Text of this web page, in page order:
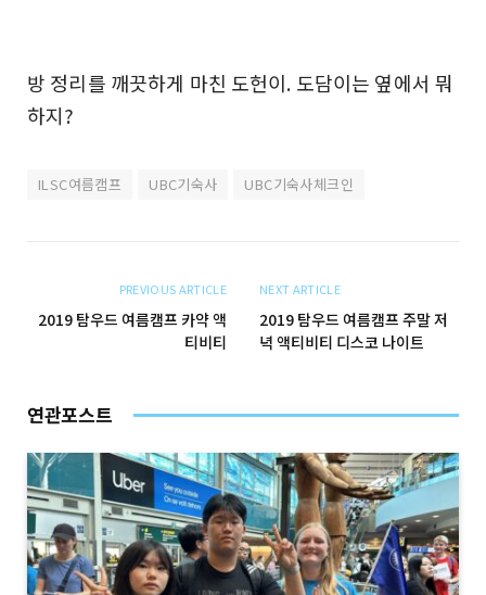
방 정리를 깨끗하게 마친 도헌이. 도담이는 옆에서 뭐
하지?
ILSC여름캠프 UBC기숙사 UBC기숙사체크인
PREVIOUS ARTICLE
2019 탐우드 여름캠프 카약 액
티비티
NEXT ARTICLE
2019 탐우드 여름캠프 주말 저
녁 액티비티 디스코 나이트
연관포스트